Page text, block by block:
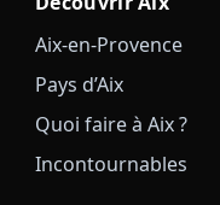
Aix-en-Provence
Pays d’Aix
Quoi faire à Aix ?
Incontournables